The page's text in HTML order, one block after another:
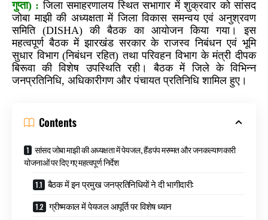
गुप्ता) : जिला समाहरणालय स्थित सभागार में शुक्रवार को सांसद
जोबा माझी की अध्यक्षता में जिला विकास समन्वय एवं अनुश्रवण
समिति (DISHA) की बैठक का आयोजन किया गया। इस
महत्वपूर्ण बैठक में झारखंड सरकार के राजस्व निबंधन एवं भूमि
सुधार विभाग (निबंधन रहित) तथा परिवहन विभाग के मंत्री दीपक
बिरूवा की विशेष उपस्थिति रही। बैठक में जिले के विभिन्न
जनप्रतिनिधि, अधिकारीगण और पंचायत प्रतिनिधि शामिल हुए।
Contents
सांसद जोबा माझी की अध्यक्षता में पेयजल, हैंडपंप मरम्मत और जनकल्याणकारी
योजनाओं पर दिए गए महत्वपूर्ण निर्देश
बैठक में इन प्रमुख जनप्रतिनिधियों ने दी भागीदारी:
ग्रीष्मकाल में पेयजल आपूर्ति पर विशेष ध्यान